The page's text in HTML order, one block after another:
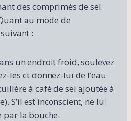
des comprimés de sel
au mode de
:
un endroit froid, soulevez
les et donnez-lui de l’eau
à café de sel ajoutée à
S’il est inconscient, ne lui
par la bouche.